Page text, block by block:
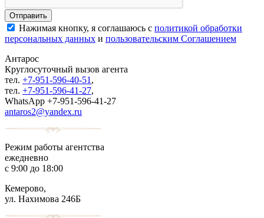
Нажимая кнопку, я соглашаюсь с политикой обработки
персональных данных и пользовательским Соглашением
Антарос
Круглосуточный вызов агента
тел. +7-951-596-40-51 ,
тел. +7-951-596-41-27,
WhatsApp +7-951-596-41-27
antaros2@yandex.ru
Режим работы агентства
ежедневно
с 9:00 до 18:00
Кемерово,
ул. Нахимова 246Б